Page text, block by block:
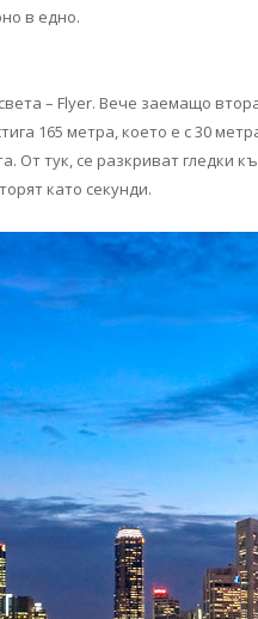
в едно.
– Flyer. Вече заемащо
165 метра, което е с 30
От тук, се разкриват гледки
като секунди.